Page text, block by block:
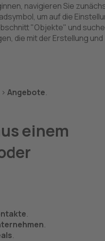
navigieren Sie
um auf die
"Objekte" und
die mit der Erstellung und
> Angebote.
einem
.
.
.